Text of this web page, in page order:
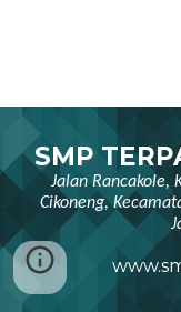
SMP
Jalan Rancakole,
Cikoneng,